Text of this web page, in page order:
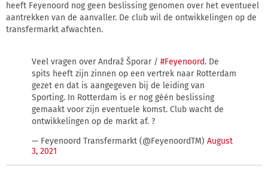
heeft Feyenoord nog geen beslissing genomen over het eventueel
aantrekken van de aanvaller. De club wil de ontwikkelingen op de
transfermarkt afwachten.
Veel vragen over Andraž Šporar / #Feyenoord. De
spits heeft zijn zinnen op een vertrek naar Rotterdam
gezet en dat is aangegeven bij de leiding van
Sporting. In Rotterdam is er nog géén beslissing
gemaakt voor zijn eventuele komst. Club wacht de
ontwikkelingen op de markt af. ?
— Feyenoord Transfermarkt (@FeyenoordTM) August
3, 2021